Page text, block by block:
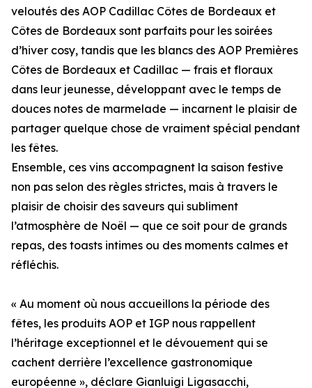
veloutés des AOP Cadillac Côtes de Bordeaux et
Côtes de Bordeaux sont parfaits pour les soirées
d’hiver cosy, tandis que les blancs des AOP Premières
Côtes de Bordeaux et Cadillac — frais et floraux
dans leur jeunesse, développant avec le temps de
douces notes de marmelade — incarnent le plaisir de
partager quelque chose de vraiment spécial pendant
les fêtes.
Ensemble, ces vins accompagnent la saison festive
non pas selon des règles strictes, mais à travers le
plaisir de choisir des saveurs qui subliment
l’atmosphère de Noël — que ce soit pour de grands
repas, des toasts intimes ou des moments calmes et
réfléchis.
« Au moment où nous accueillons la période des
fêtes, les produits AOP et IGP nous rappellent
l’héritage exceptionnel et le dévouement qui se
cachent derrière l’excellence gastronomique
européenne », déclare Gianluigi Ligasacchi,